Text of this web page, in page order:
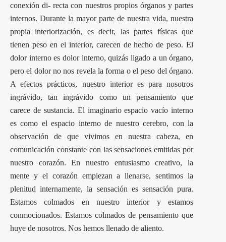
conexión di- recta con nuestros propios órganos y partes
internos. Durante la mayor parte de nuestra vida, nuestra
propia interiorización, es decir, las partes físicas que
tienen peso en el interior, carecen de hecho de peso. El
dolor interno es dolor interno, quizás ligado a un órgano,
pero el dolor no nos revela la forma o el peso del órgano.
A efectos prácticos, nuestro interior es para nosotros
ingrávido, tan ingrávido como un pensamiento que
carece de sustancia. El imaginario espacio vacío interno
es como el espacio interno de nuestro cerebro, con la
observación de que vivimos en nuestra cabeza, en
comunicación constante con las sensaciones emitidas por
nuestro corazón. En nuestro entusiasmo creativo, la
mente y el corazón empiezan a llenarse, sentimos la
plenitud internamente, la sensación es sensación pura.
Estamos colmados en nuestro interior y estamos
conmocionados. Estamos colmados de pensamiento que
huye de nosotros. Nos hemos llenado de aliento.